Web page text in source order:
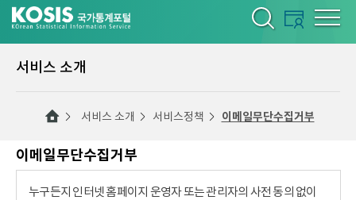
서비스 소개
서비스 소개 서비스정책 이메일무단수집거부
이메일무단수집거부
누구든지 인터넷 홈페이지 운영자 또는 관리자의 사전 동의 없이